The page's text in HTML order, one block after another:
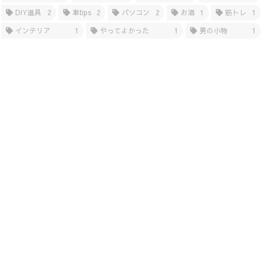
DIY道具
2 車tips 2 パソコン 2 お酒 1 筋トレ
1
インテリア
1 やってよかった 1 男の小物 1